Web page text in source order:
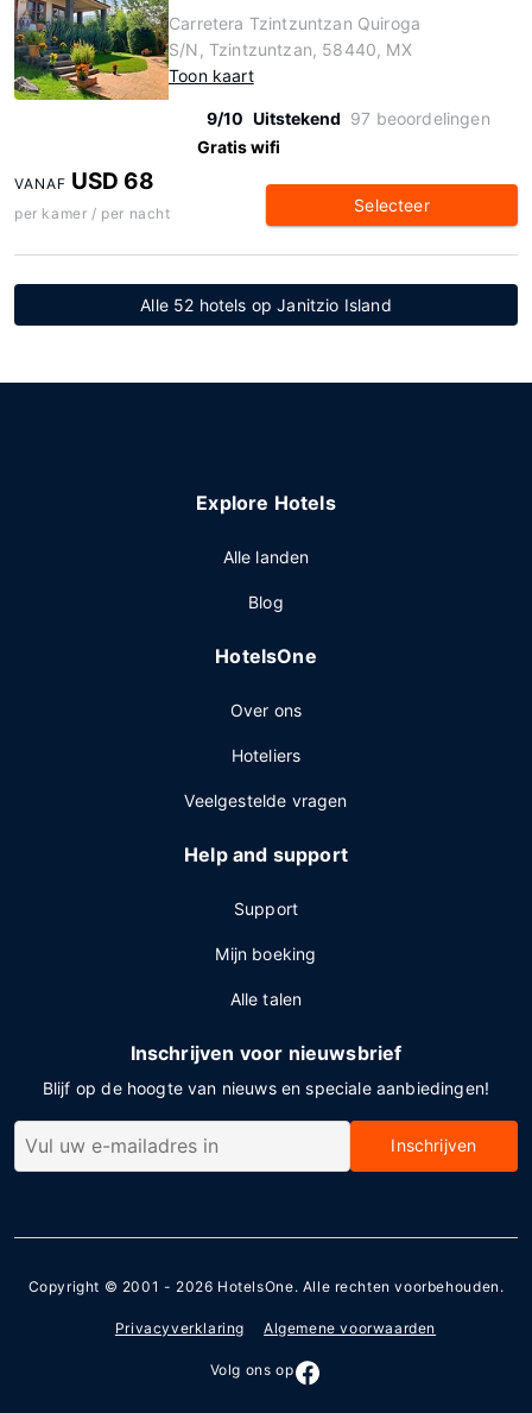
Carretera Tzintzuntzan Quiroga
S/N, Tzintzuntzan, 58440, MX
Toon kaart
9/10 Uitstekend 97 beoordelingen
Gratis wifi
VANAF USD 68
per kamer / per nacht Selecteer
Alle 52 hotels op Janitzio Island
Explore Hotels
Alle landen
Blog
HotelsOne
Over ons
Hoteliers
Veelgestelde vragen
Help and support
Support
Mijn boeking
Alle talen
Inschrijven voor nieuwsbrief
Blijf op de hoogte van nieuws en speciale aanbiedingen!
Inschrijven
Copyright © 2001 - 2026 HotelsOne. Alle rechten voorbehouden.
Privacyverklaring Algemene voorwaarden
Volg ons op